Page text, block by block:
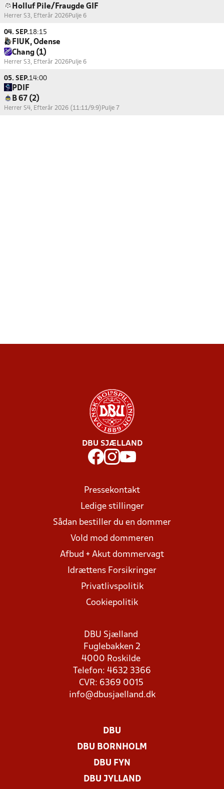
Holluf Pile/Fraugde GIF
Herrer S3, Efterår 2026Pulje 6
04. SEP.18:15
FIUK, Odense
Chang (1)
Herrer S3, Efterår 2026Pulje 6
05. SEP.14:00
PDIF
B 67 (2)
Herrer S4, Efterår 2026 (11:11/9:9) Pulje 7
DBU SJÆLLAND
Pressekontakt
Ledige stillinger
Sådan bestiller du en dommer
Vold mod dommeren
Afbud + Akut dommervagt
Idrættens Forsikringer
Privatlivspolitik
Cookiepolitik
DBU Sjælland
Fuglebakken 2
4000 Roskilde
Telefon: 4632 3366
CVR: 6369 0015
info@dbusjaelland.dk
DBU
DBU BORNHOLM
DBU FYN
DBU JYLLAND